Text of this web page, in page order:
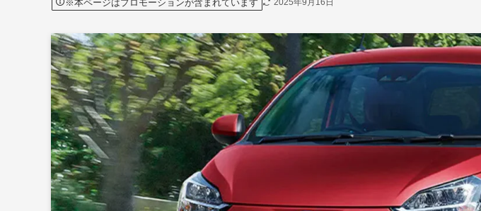
※本ページはプロモーションが含まれています